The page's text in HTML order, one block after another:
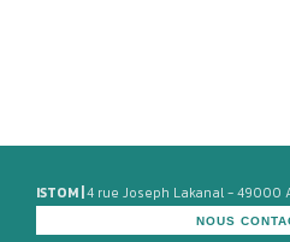
ISTOM | 4 rue Joseph Lakanal - 49000
NOUS